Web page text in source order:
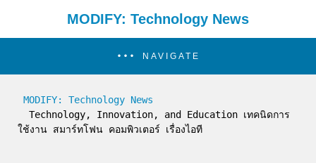
MODIFY: Technology News
NAVIGATE
MODIFY: Technology News
ใช้งาน สมาร์ทโฟน คอมพิวเตอร์ เรื่องไอที